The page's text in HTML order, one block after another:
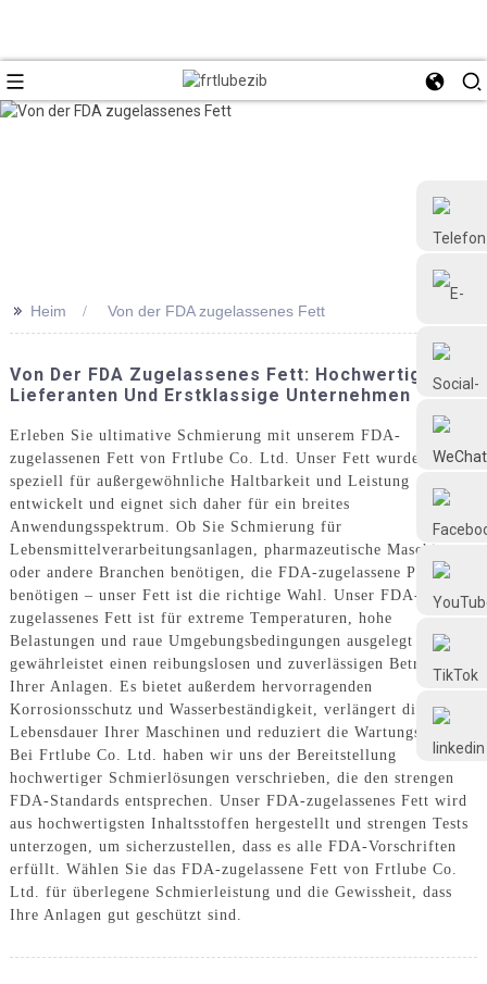
Frtlube
FRTLUBE
@FRTLUBE8
@FRTLUBE8
>> Heim Von der FDA zugelassenes Fett
Von Der FDA Zugelassenes Fett: Hochwertige
Lieferanten Und Erstklassige Unternehmen
Erleben Sie ultimative Schmierung mit unserem FDA-
zugelassenen Fett von Frtlube Co. Ltd. Unser Fett wurde
speziell für außergewöhnliche Haltbarkeit und Leistung
entwickelt und eignet sich daher für ein breites
Anwendungsspektrum. Ob Sie Schmierung für
Lebensmittelverarbeitungsanlagen, pharmazeutische Maschinen
oder andere Branchen benötigen, die FDA-zugelassene Produkte
benötigen – unser Fett ist die richtige Wahl. Unser FDA-
zugelassenes Fett ist für extreme Temperaturen, hohe
Belastungen und raue Umgebungsbedingungen ausgelegt und
gewährleistet einen reibungslosen und zuverlässigen Betrieb
Ihrer Anlagen. Es bietet außerdem hervorragenden
Korrosionsschutz und Wasserbeständigkeit, verlängert die
Lebensdauer Ihrer Maschinen und reduziert die Wartungskosten.
Bei Frtlube Co. Ltd. haben wir uns der Bereitstellung
hochwertiger Schmierlösungen verschrieben, die den strengen
FDA-Standards entsprechen. Unser FDA-zugelassenes Fett wird
aus hochwertigsten Inhaltsstoffen hergestellt und strengen Tests
unterzogen, um sicherzustellen, dass es alle FDA-Vorschriften
erfüllt. Wählen Sie das FDA-zugelassene Fett von Frtlube Co.
Ltd. für überlegene Schmierleistung und die Gewissheit, dass
Ihre Anlagen gut geschützt sind.